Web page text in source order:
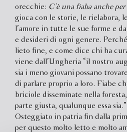
orecchie: C’è una fiaba anche per
gioca con le storie, le rielabora,
l’amore in tutte le sue forme e
e desideri di ogni genere.
lieto fine, e come dice chi ha
viene dall’Ungheria “il nostro
sia i meno giovani possano
di parlare proprio a loro. Fiabe
briciole disseminate nella
parte giusta, qualunque essa sia.”
Osteggiato in patria fin dalla
per questo molto letto e molto